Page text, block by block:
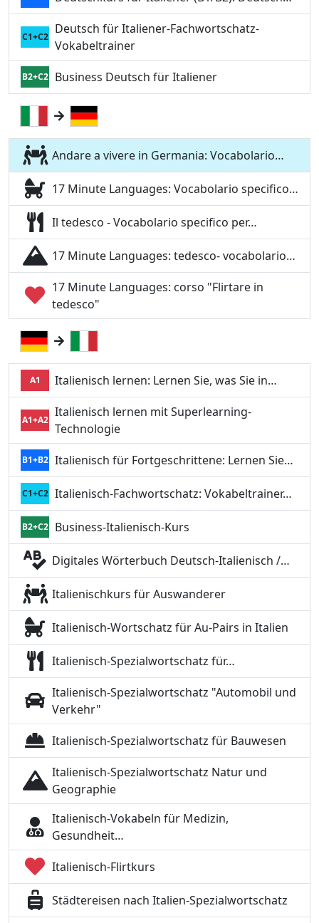
C1+C2
Deutsch für Italiener-Fachwortschatz-
Vokabeltrainer
B2+C2 Business Deutsch für Italiener
Andare a vivere in Germania: Vocabolario…
17 Minute Languages: Vocabolario specifico…
Il tedesco - Vocabolario specifico per…
17 Minute Languages: tedesco- vocabolario…
17 Minute Languages: corso "Flirtare in
tedesco"
A1 Italienisch lernen: Lernen Sie, was Sie in…
A1+A2
Italienisch lernen mit Superlearning-
Technologie
B1+B2 Italienisch für Fortgeschrittene: Lernen Sie…
C1+C2 Italienisch-Fachwortschatz: Vokabeltrainer…
B2+C2 Business-Italienisch-Kurs
Digitales Wörterbuch Deutsch-Italienisch /…
Italienischkurs für Auswanderer
Italienisch-Wortschatz für Au-Pairs in Italien
Italienisch-Spezialwortschatz für…
Italienisch-Spezialwortschatz "Automobil und
Verkehr"
Italienisch-Spezialwortschatz für Bauwesen
Italienisch-Spezialwortschatz Natur und
Geographie
Italienisch-Vokabeln für Medizin,
Gesundheit…
Italienisch-Flirtkurs
Städtereisen nach Italien-Spezialwortschatz